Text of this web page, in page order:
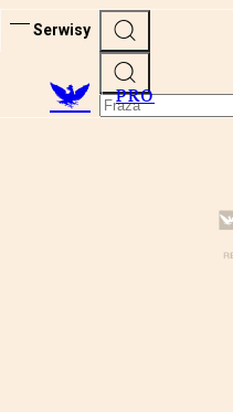
Serwisy
PRO